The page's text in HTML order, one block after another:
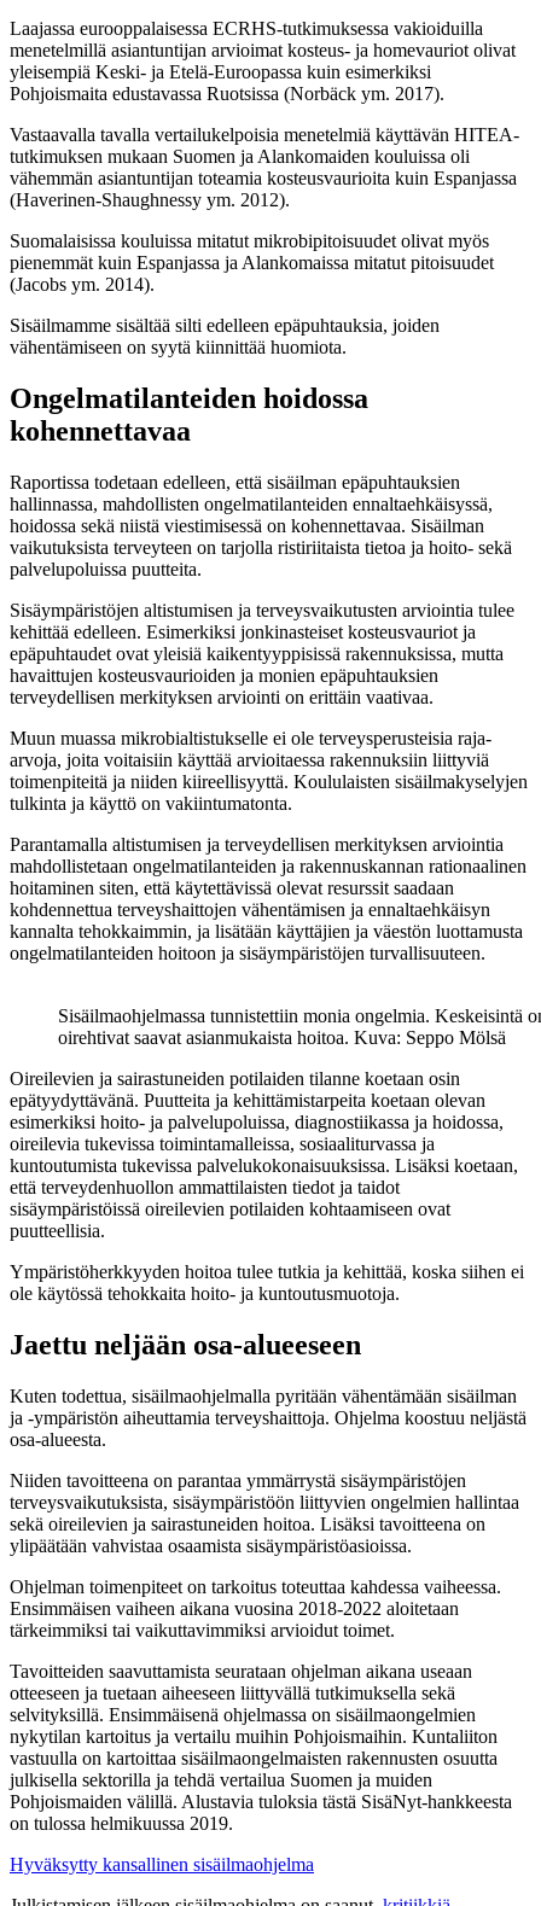
Laajassa eurooppalaisessa ECRHS-tutkimuksessa vakioiduilla
menetelmillä asiantuntijan arvioimat kosteus- ja homevauriot olivat
yleisempiä Keski- ja Etelä-Euroopassa kuin esimerkiksi
Pohjoismaita edustavassa Ruotsissa (Norbäck ym. 2017).
Vastaavalla tavalla vertailukelpoisia menetelmiä käyttävän HITEA-
tutkimuksen mukaan Suomen ja Alankomaiden kouluissa oli
vähemmän asiantuntijan toteamia kosteusvaurioita kuin Espanjassa
(Haverinen-Shaughnessy ym. 2012).
Suomalaisissa kouluissa mitatut mikrobipitoisuudet olivat myös
pienemmät kuin Espanjassa ja Alankomaissa mitatut pitoisuudet
(Jacobs ym. 2014).
Sisäilmamme sisältää silti edelleen epäpuhtauksia, joiden
vähentämiseen on syytä kiinnittää huomiota.
Ongelmatilanteiden hoidossa
kohennettavaa
Raportissa todetaan edelleen, että sisäilman epäpuhtauksien
hallinnassa, mahdollisten ongelmatilanteiden ennaltaehkäisyssä,
hoidossa sekä niistä viestimisessä on kohennettavaa. Sisäilman
vaikutuksista terveyteen on tarjolla ristiriitaista tietoa ja hoito- sekä
palvelupoluissa puutteita.
Sisäympäristöjen altistumisen ja terveysvaikutusten arviointia tulee
kehittää edelleen. Esimerkiksi jonkinasteiset kosteusvauriot ja
epäpuhtaudet ovat yleisiä kaikentyyppisissä rakennuksissa, mutta
havaittujen kosteusvaurioiden ja monien epäpuhtauksien
terveydellisen merkityksen arviointi on erittäin vaativaa.
Muun muassa mikrobialtistukselle ei ole terveysperusteisia raja-
arvoja, joita voitaisiin käyttää arvioitaessa rakennuksiin liittyviä
toimenpiteitä ja niiden kiireellisyyttä. Koululaisten sisäilmakyselyjen
tulkinta ja käyttö on vakiintumatonta.
Parantamalla altistumisen ja terveydellisen merkityksen arviointia
mahdollistetaan ongelmatilanteiden ja rakennuskannan rationaalinen
hoitaminen siten, että käytettävissä olevat resurssit saadaan
kohdennettua terveyshaittojen vähentämisen ja ennaltaehkäisyn
kannalta tehokkaimmin, ja lisätään käyttäjien ja väestön luottamusta
ongelmatilanteiden hoitoon ja sisäympäristöjen turvallisuuteen.
Sisäilmaohjelmassa tunnistettiin monia ongelmia. Keskeisintä
oirehtivat saavat asianmukaista hoitoa. Kuva: Seppo Mölsä
Oireilevien ja sairastuneiden potilaiden tilanne koetaan osin
epätyydyttävänä. Puutteita ja kehittämistarpeita koetaan olevan
esimerkiksi hoito- ja palvelupoluissa, diagnostiikassa ja hoidossa,
oireilevia tukevissa toimintamalleissa, sosiaaliturvassa ja
kuntoutumista tukevissa palvelukokonaisuuksissa. Lisäksi koetaan,
että terveydenhuollon ammattilaisten tiedot ja taidot
sisäympäristöissä oireilevien potilaiden kohtaamiseen ovat
puutteellisia.
Ympäristöherkkyyden hoitoa tulee tutkia ja kehittää, koska siihen ei
ole käytössä tehokkaita hoito- ja kuntoutusmuotoja.
Jaettu neljään osa-alueeseen
Kuten todettua, sisäilmaohjelmalla pyritään vähentämään sisäilman
ja -ympäristön aiheuttamia terveyshaittoja. Ohjelma koostuu neljästä
osa-alueesta.
Niiden tavoitteena on parantaa ymmärrystä sisäympäristöjen
terveysvaikutuksista, sisäympäristöön liittyvien ongelmien hallintaa
sekä oireilevien ja sairastuneiden hoitoa. Lisäksi tavoitteena on
ylipäätään vahvistaa osaamista sisäympäristöasioissa.
Ohjelman toimenpiteet on tarkoitus toteuttaa kahdessa vaiheessa.
Ensimmäisen vaiheen aikana vuosina 2018-2022 aloitetaan
tärkeimmiksi tai vaikuttavimmiksi arvioidut toimet.
Tavoitteiden saavuttamista seurataan ohjelman aikana useaan
otteeseen ja tuetaan aiheeseen liittyvällä tutkimuksella sekä
selvityksillä. Ensimmäisenä ohjelmassa on sisäilmaongelmien
nykytilan kartoitus ja vertailu muihin Pohjoismaihin. Kuntaliiton
vastuulla on kartoittaa sisäilmaongelmaisten rakennusten osuutta
julkisella sektorilla ja tehdä vertailua Suomen ja muiden
Pohjoismaiden välillä. Alustavia tuloksia tästä SisäNyt-hankkeesta
on tulossa helmikuussa 2019.
Hyväksytty kansallinen sisäilmaohjelma